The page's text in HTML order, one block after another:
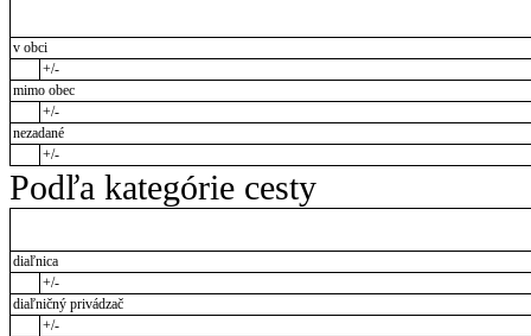
v obci
+/-
mimo obec
+/-
nezadané
+/-
Podľa kategórie cesty
diaľnica
+/-
diaľničný privádzač
+/-